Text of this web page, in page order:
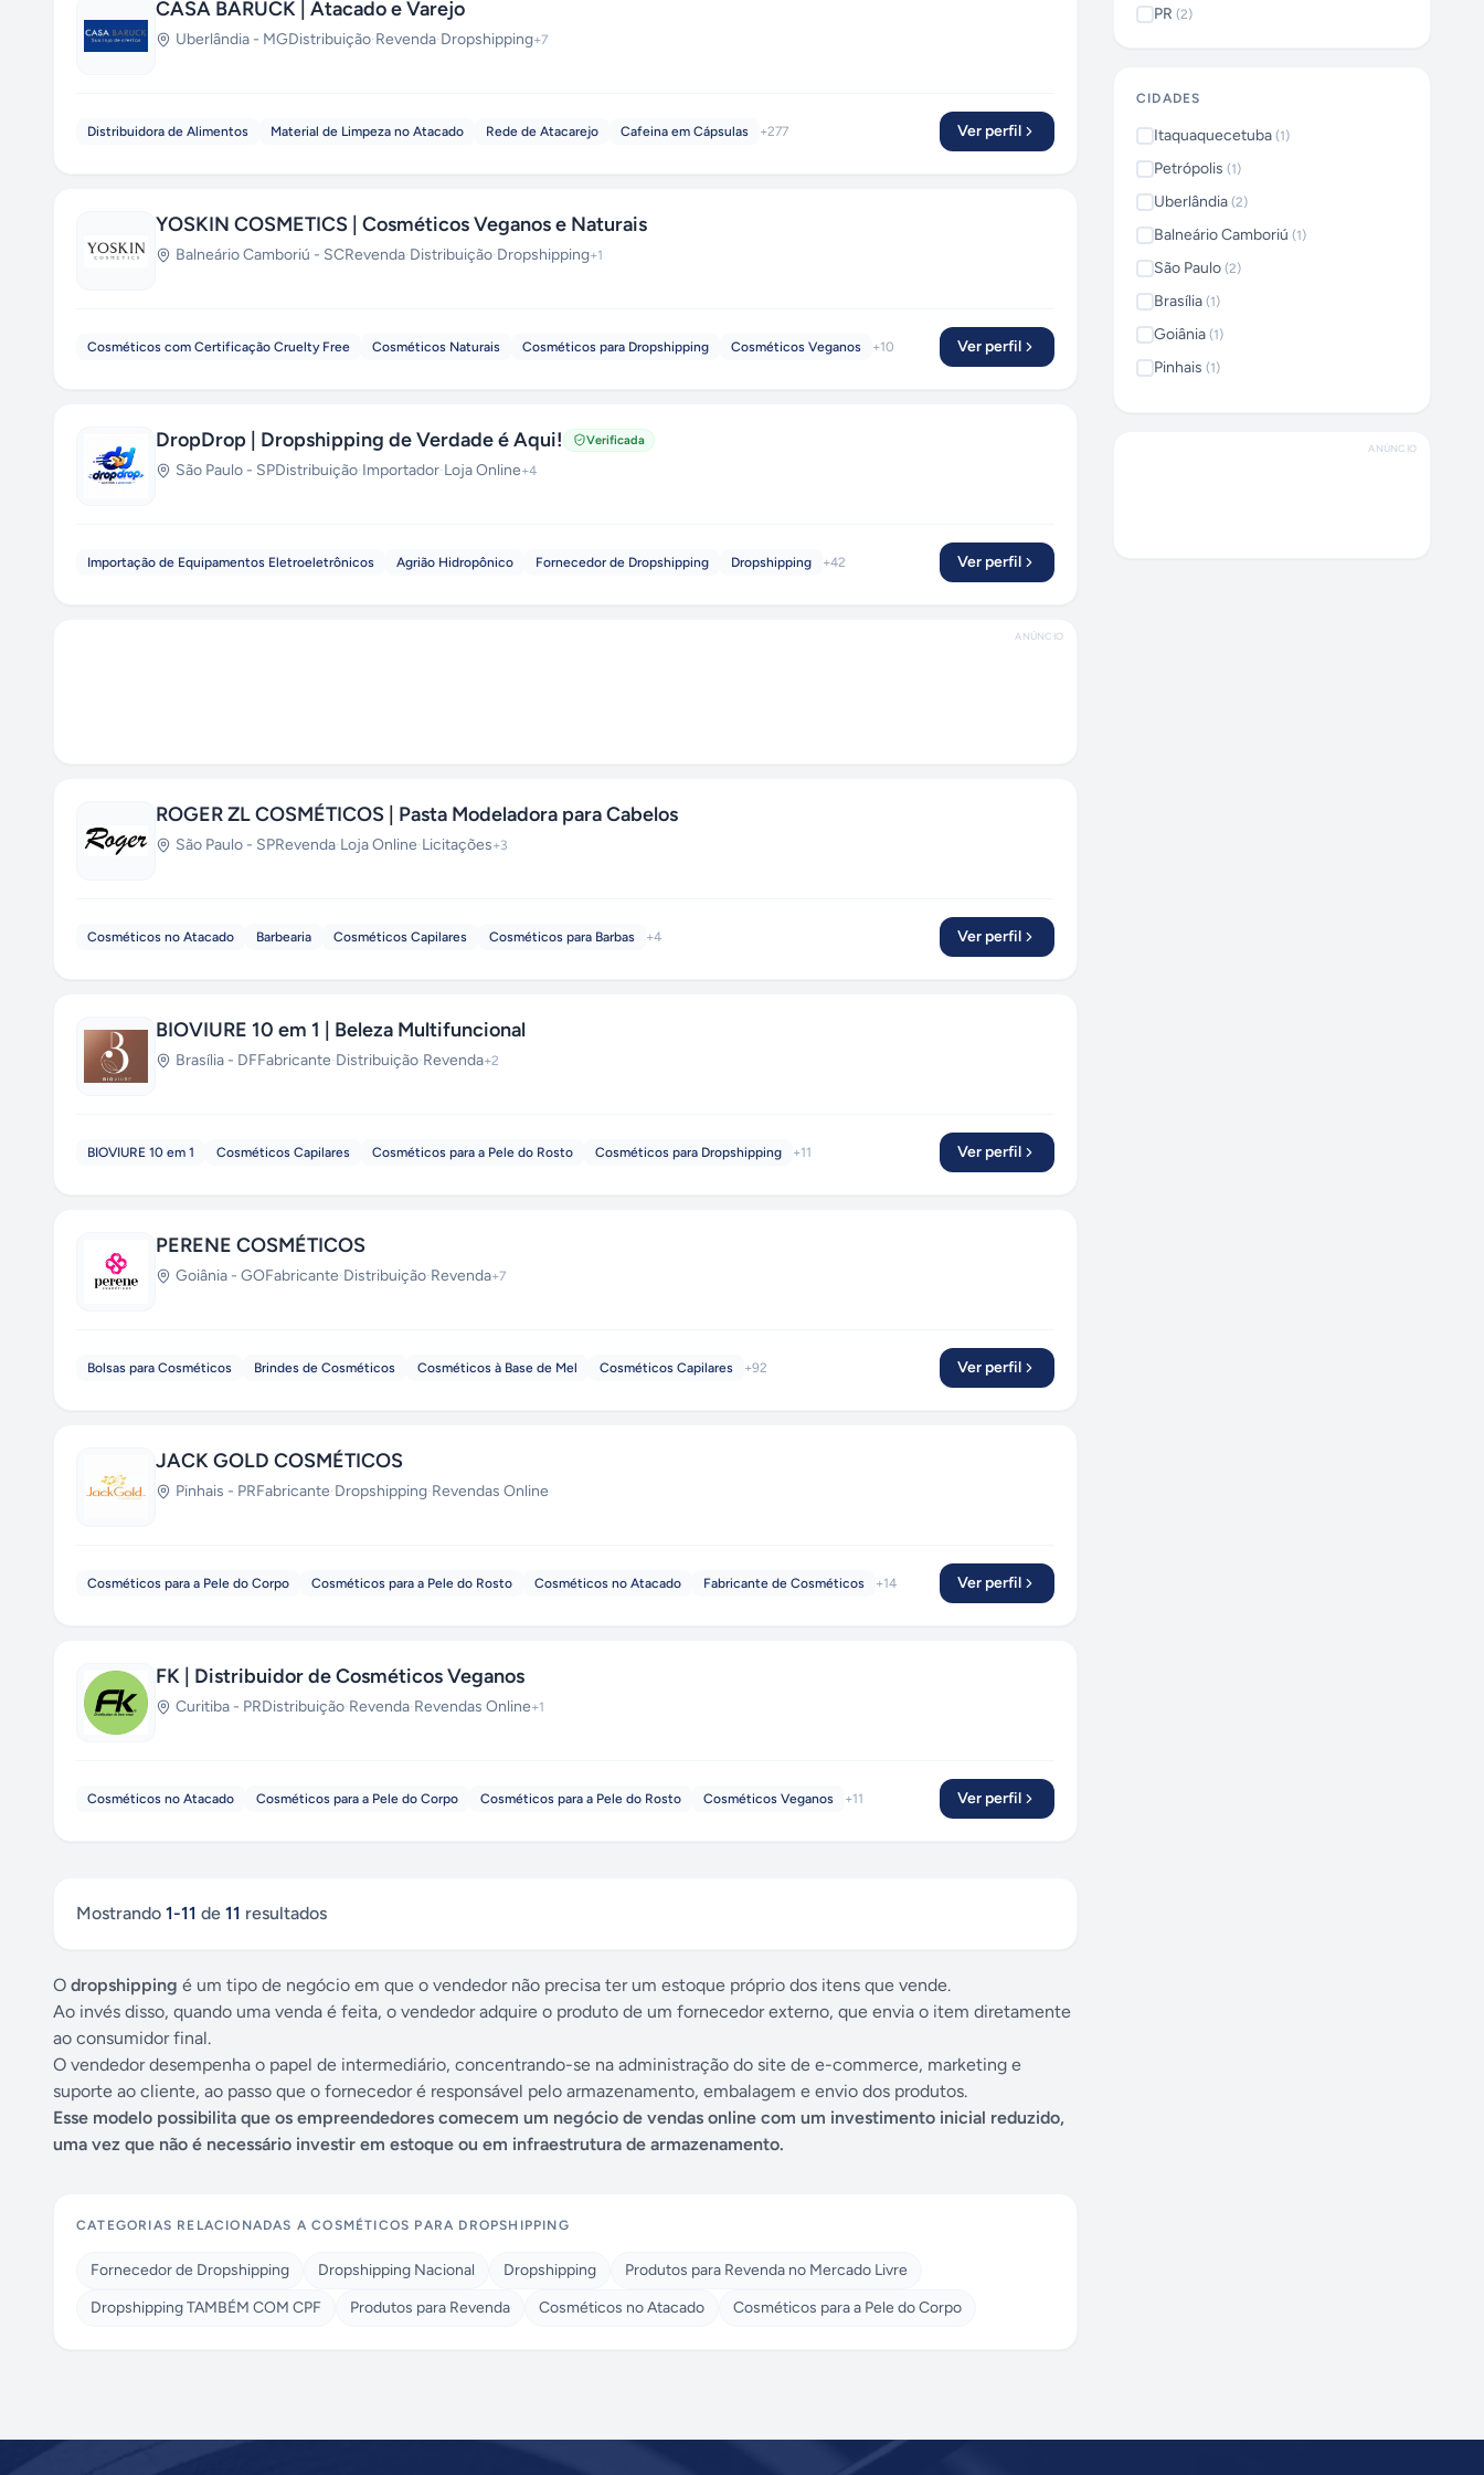
CASA BARUCK | Atacado e Varejo
Uberlândia - MGDistribuição·Revenda·Dropshipping+7
Distribuidora de Alimentos Material de Limpeza no Atacado Rede de Atacarejo Cafeina em Cápsulas +277 Ver perfil
YOSKIN COSMETICS | Cosméticos Veganos e Naturais
Balneário Camboriú - SCRevenda·Distribuição·Dropshipping+1
Cosméticos com Certificação Cruelty Free Cosméticos Naturais Cosméticos para Dropshipping Cosméticos Veganos +10 Ver perfil
DropDrop | Dropshipping de Verdade é Aqui! Verificada
São Paulo - SPDistribuição·Importador·Loja Online+4
Importação de Equipamentos Eletroeletrônicos Agrião Hidropônico Fornecedor de Dropshipping Dropshipping +42 Ver perfil
ANÚNCIO
ROGER ZL COSMÉTICOS | Pasta Modeladora para Cabelos
São Paulo - SPRevenda·Loja Online·Licitações+3
Cosméticos no Atacado Barbearia Cosméticos Capilares Cosméticos para Barbas +4 Ver perfil
BIOVIURE 10 em 1 | Beleza Multifuncional
Brasília - DFFabricante·Distribuição·Revenda+2
BIOVIURE 10 em 1 Cosméticos Capilares Cosméticos para a Pele do Rosto Cosméticos para Dropshipping +11 Ver perfil
PERENE COSMÉTICOS
Goiânia - GOFabricante·Distribuição·Revenda+7
Bolsas para Cosméticos Brindes de Cosméticos Cosméticos à Base de Mel Cosméticos Capilares +92 Ver perfil
JACK GOLD COSMÉTICOS
Pinhais - PRFabricante·Dropshipping·Revendas Online
Cosméticos para a Pele do Corpo Cosméticos para a Pele do Rosto Cosméticos no Atacado Fabricante de Cosméticos +14 Ver perfil
FK | Distribuidor de Cosméticos Veganos
Curitiba - PRDistribuição·Revenda·Revendas Online+1
Cosméticos no Atacado Cosméticos para a Pele do Corpo Cosméticos para a Pele do Rosto Cosméticos Veganos +11 Ver perfil
Mostrando 1-11 de 11 resultados
O dropshipping é um tipo de negócio em que o vendedor não precisa ter um estoque próprio dos itens que vende.
Ao invés disso, quando uma venda é feita, o vendedor adquire o produto de um fornecedor externo, que envia o item diretamente
ao consumidor final.
O vendedor desempenha o papel de intermediário, concentrando-se na administração do site de e-commerce, marketing e
suporte ao cliente, ao passo que o fornecedor é responsável pelo armazenamento, embalagem e envio dos produtos.
Esse modelo possibilita que os empreendedores comecem um negócio de vendas online com um investimento inicial reduzido,
uma vez que não é necessário investir em estoque ou em infraestrutura de armazenamento.
CATEGORIAS RELACIONADAS ACOSMÉTICOS PARA DROPSHIPPING
Fornecedor de Dropshipping Dropshipping Nacional Dropshipping
Produtos para Revenda no Mercado Livre
Dropshipping TAMBÉM COM CPF
Produtos para Revenda Cosméticos no Atacado Cosméticos para a Pele do Corpo
PR (2)
CIDADES
Itaquaquecetuba (1)
Petrópolis (1)
Uberlândia (2)
Balneário Camboriú (1)
São Paulo (2)
Brasília (1)
Goiânia (1)
Pinhais (1)
ANÚNCIO